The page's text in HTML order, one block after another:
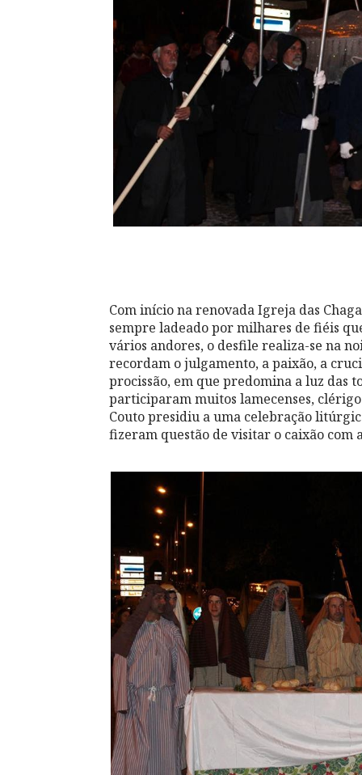
Com início na renovada Igreja das
sempre ladeado por milhares de fiéis
vários andores, o desfile realiza-se na
recordam o julgamento, a paixão, a
procissão, em que predomina a luz das
participaram muitos lamecenses,
Couto presidiu a uma celebração
fizeram questão de visitar o caixão com